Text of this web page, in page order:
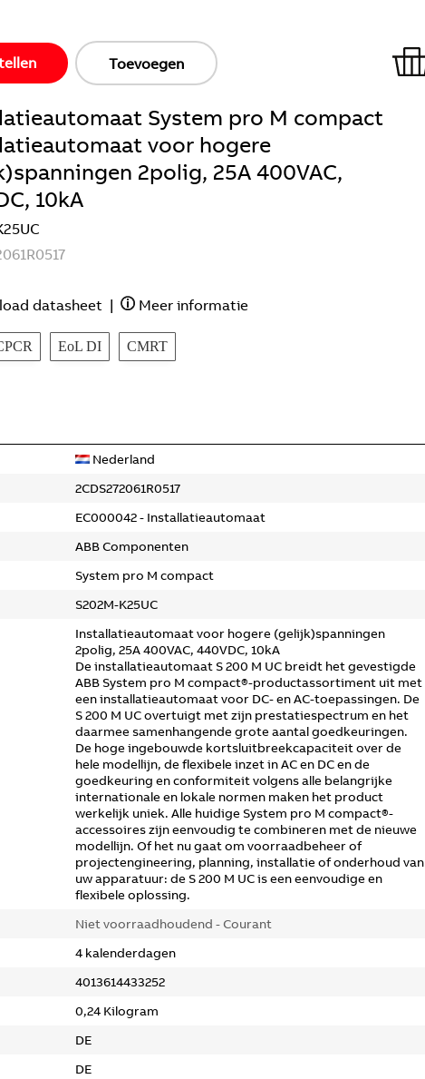
Toevoegen
System pro M compact
voor hogere
2polig, 25A 400VAC,
10kA
datasheet | Meer informatie
EoL DI CMRT
Nederland
2CDS272061R0517
EC000042 - Installatieautomaat
ABB Componenten
System pro M compact
S202M-K25UC
Installatieautomaat voor hogere (gelijk)spanningen
2polig, 25A 400VAC, 440VDC, 10kA
De installatieautomaat S 200 M UC breidt het gevestigde
ABB System pro M compact®-productassortiment uit met
een installatieautomaat voor DC- en AC-toepassingen. De
S 200 M UC overtuigt met zijn prestatiespectrum en het
daarmee samenhangende grote aantal goedkeuringen.
De hoge ingebouwde kortsluitbreekcapaciteit over de
hele modellijn, de flexibele inzet in AC en DC en de
goedkeuring en conformiteit volgens alle belangrijke
internationale en lokale normen maken het product
werkelijk uniek. Alle huidige System pro M compact®-
accessoires zijn eenvoudig te combineren met de nieuwe
modellijn. Of het nu gaat om voorraadbeheer of
projectengineering, planning, installatie of onderhoud van
uw apparatuur: de S 200 M UC is een eenvoudige en
flexibele oplossing.
Niet voorraadhoudend - Courant
4 kalenderdagen
4013614433252
0,24 Kilogram
DE
DE